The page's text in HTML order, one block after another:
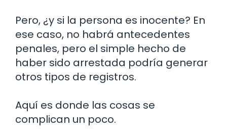
Pero, ¿y si la persona es inocente? En
ese caso, no habrá antecedentes
penales, pero el simple hecho de
haber sido arrestada podría generar
otros tipos de registros.
Aquí es donde las cosas se
complican un poco.